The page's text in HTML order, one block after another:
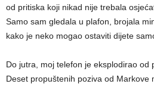
od pritiska koji nikad nije trebala
Samo sam gledala u plafon, brojala
kako je neko mogao ostaviti dijete
Do jutra, moj telefon je eksplodirao od
Deset propuštenih poziva od Markove